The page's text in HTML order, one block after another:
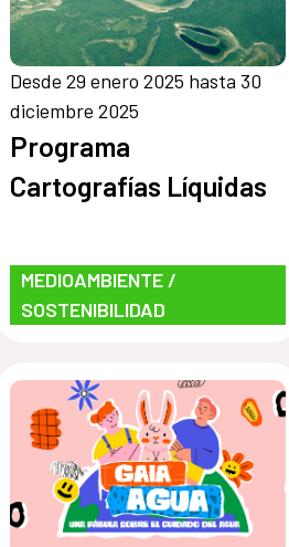
Desde 29 enero 2025 hasta 30
diciembre 2025
Programa
Cartografías Líquidas
MEDIOAMBIENTE /
SOSTENIBILIDAD